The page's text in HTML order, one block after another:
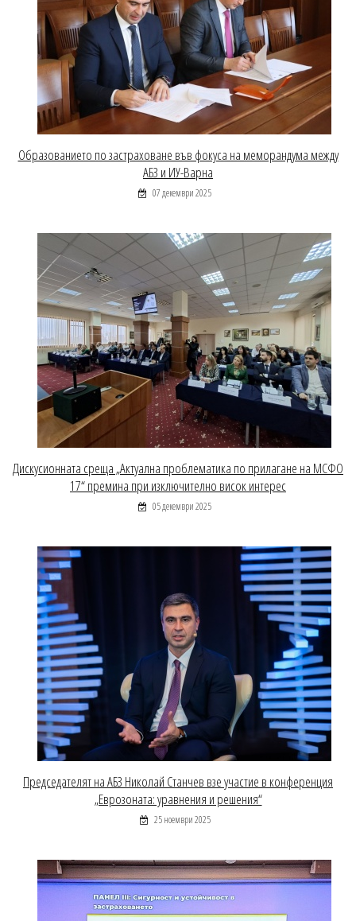
Образованието по застраховане във фокуса на меморандума между
АБЗ и ИУ-Варна
07 декември 2025
Дискусионната среща „Актуална проблематика по прилагане на МСФО
17“ премина при изключително висок интерес
05 декември 2025
Председателят на АБЗ Николай Станчев взе участие в конференция
„Еврозоната: уравнения и решения“
25 ноември 2025